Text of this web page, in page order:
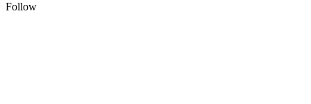
Follow